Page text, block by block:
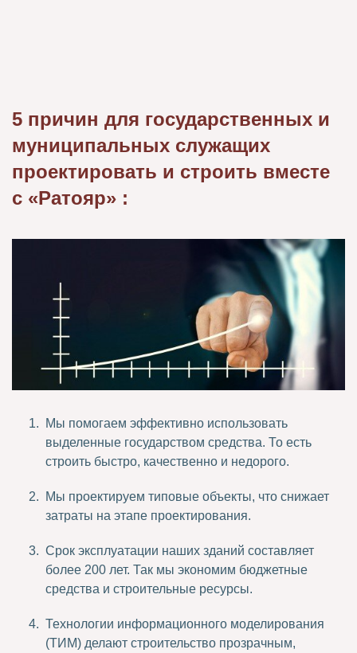
5 причин для государственных и
муниципальных служащих
проектировать и строить вместе
с «Ратояр» :
Мы помогаем эффективно использовать
выделенные государством средства. То есть
строить быстро, качественно и недорого.
Мы проектируем типовые объекты, что снижает
затраты на этапе проектирования.
Срок эксплуатации наших зданий составляет
более 200 лет. Так мы экономим бюджетные
средства и строительные ресурсы.
Технологии информационного моделирования
(ТИМ) делают строительство прозрачным,